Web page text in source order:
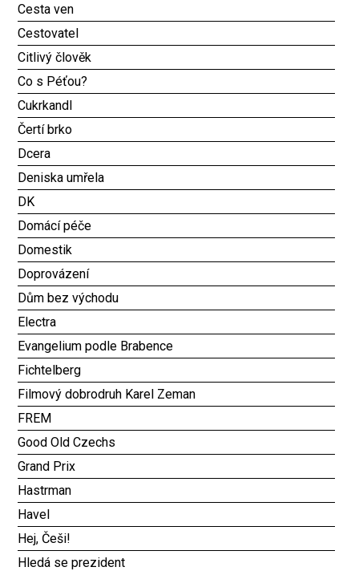
Cesta ven
Cestovatel
Citlivý člověk
Co s Péťou?
Cukrkandl
Čertí brko
Dcera
Deniska umřela
DK
Domácí péče
Domestik
Doprovázení
Dům bez východu
Electra
Evangelium podle Brabence
Fichtelberg
Filmový dobrodruh Karel Zeman
FREM
Good Old Czechs
Grand Prix
Hastrman
Havel
Hej, Češi!
Hledá se prezident